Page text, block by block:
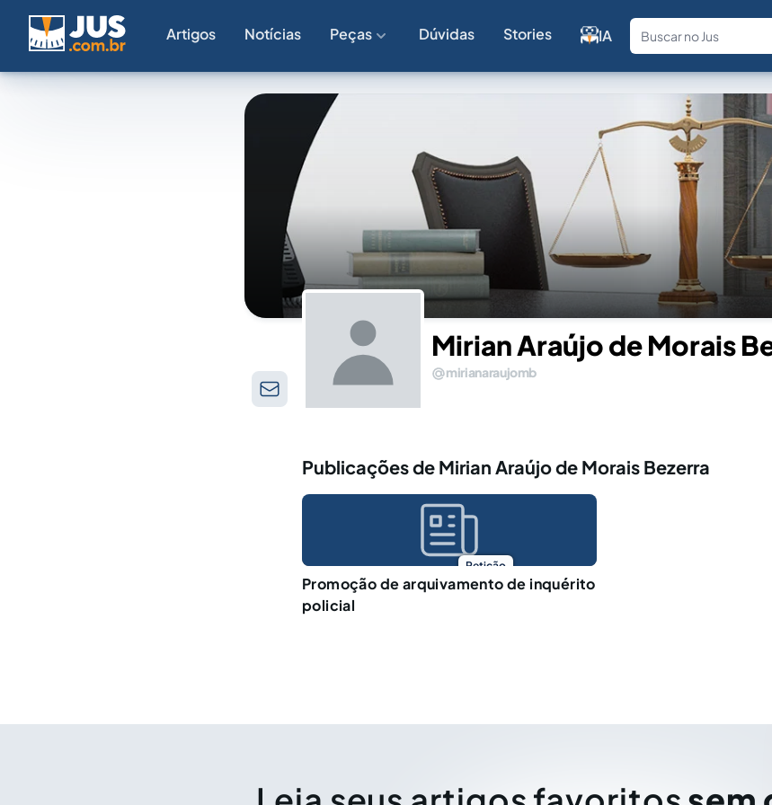
Artigos Notícias Peças Dúvidas Stories IA
Fale
Mirian Araújo de Morais
mirianaraujomb
Publicações de Mirian Araújo de Morais Bezerra
Petição
Promoção de arquivamento de inquérito
policial